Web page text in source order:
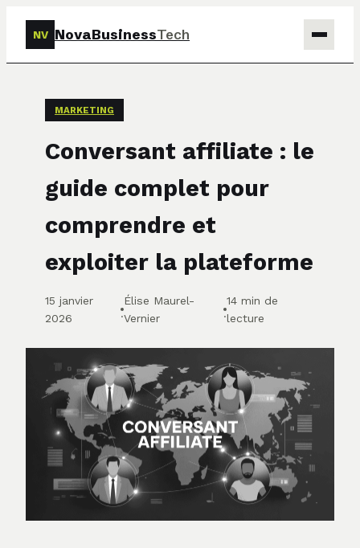
NV NovaBusinessTech
MARKETING
Conversant affiliate : le
guide complet pour
comprendre et
exploiter la plateforme
15 janvier
2026
·
Élise Maurel-
Vernier
·
14 min de
lecture